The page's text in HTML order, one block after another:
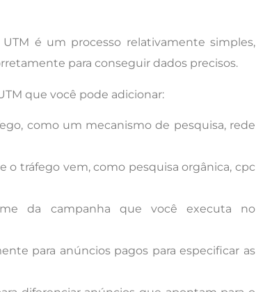
é um processo relativamente simples,
para conseguir dados precisos.
que você pode adicionar:
como um mecanismo de pesquisa, rede
o tráfego vem, como pesquisa orgânica, cpc
da campanha que você executa no
para anúncios pagos para especificar as